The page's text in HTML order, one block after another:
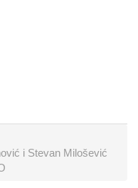
i Stevan Milošević